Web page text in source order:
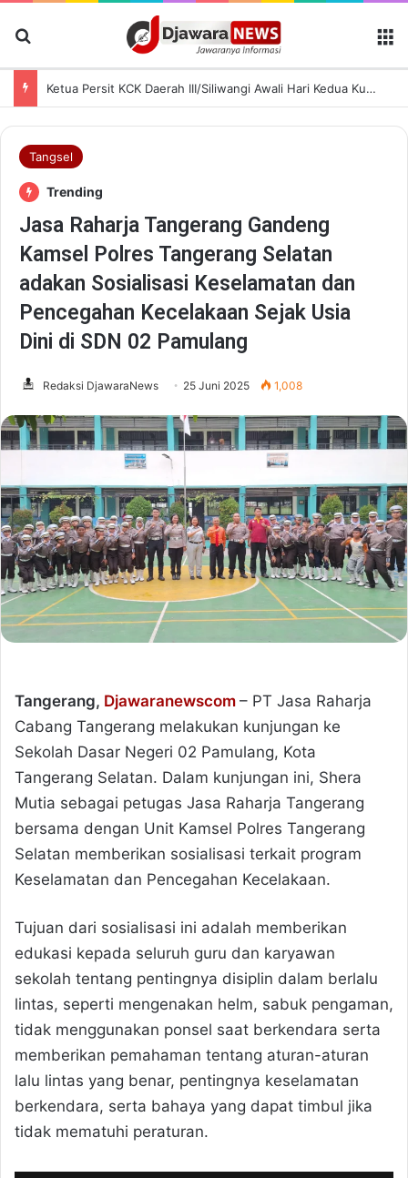
Ketua Persit KCK Daerah III/Siliwangi Awali Hari Kedua Kunjungan Kerja di TK Kartika XIX-39
Tangsel
Trending
Jasa Raharja Tangerang Gandeng
Kamsel Polres Tangerang Selatan
adakan Sosialisasi Keselamatan dan
Pencegahan Kecelakaan Sejak Usia
Dini di SDN 02 Pamulang
Redaksi DjawaraNews 25 Juni 2025 1,008
Tangerang, Djawaranewscom – PT Jasa Raharja
Cabang Tangerang melakukan kunjungan ke
Sekolah Dasar Negeri 02 Pamulang, Kota
Tangerang Selatan. Dalam kunjungan ini, Shera
Mutia sebagai petugas Jasa Raharja Tangerang
bersama dengan Unit Kamsel Polres Tangerang
Selatan memberikan sosialisasi terkait program
Keselamatan dan Pencegahan Kecelakaan.
Tujuan dari sosialisasi ini adalah memberikan
edukasi kepada seluruh guru dan karyawan
sekolah tentang pentingnya disiplin dalam berlalu
lintas, seperti mengenakan helm, sabuk pengaman,
tidak menggunakan ponsel saat berkendara serta
memberikan pemahaman tentang aturan-aturan
lalu lintas yang benar, pentingnya keselamatan
berkendara, serta bahaya yang dapat timbul jika
tidak mematuhi peraturan.